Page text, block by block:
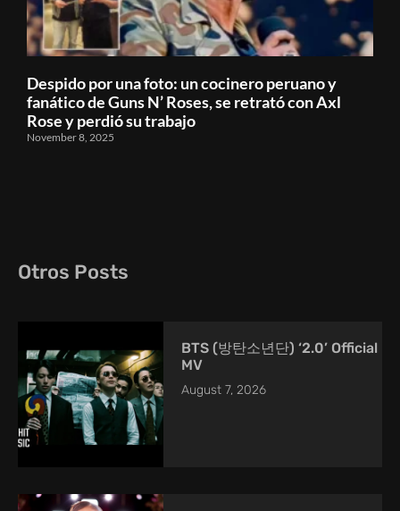
Despido por una foto: un cocinero peruano y
fanático de Guns N’ Roses, se retrató con Axl
Rose y perdió su trabajo
November 8, 2025
Otros Posts
BTS (방탄소년단) ‘2.0’ Official
MV
August 7, 2026